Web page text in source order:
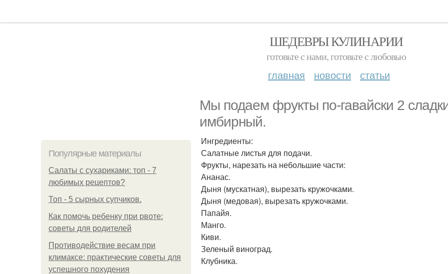
ШЕДЕВРЫ КУЛИНАРИИ
готовьте с нами, готовьте с любовью
главная новости статьи
Мы подаем фрукты по-гавайски 2
имбирный.
Популярные материалы
Салаты с сухариками: топ - 7
любимых рецептов?
Топ - 5 сырных супчиков.
Как помочь ребенку при рвоте:
советы для родителей
Противодействие весам при
климаксе: практические советы для
успешного похудения
Ингредиенты:
Салатные листья для подачи.
Фрукты, нарезать на небольшие части:
Ананас.
Дыня (мускатная), вырезать кружочками.
Дыня (медовая), вырезать кружочками.
Папайя.
Манго.
Киви.
Зеленый виноград.
Клубника.